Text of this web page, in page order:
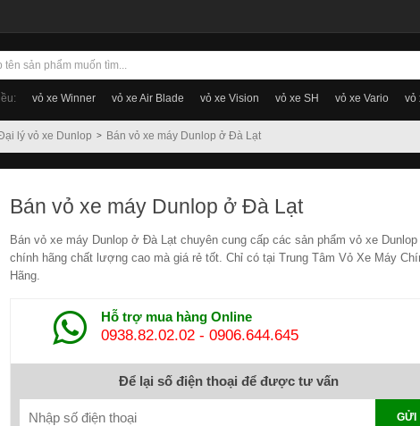
vỏ xe Winner vỏ xe Air Blade vỏ xe Vision vỏ xe SH vỏ xe Vario vỏ
lý vỏ xe Dunlop Bán vỏ xe máy Dunlop ở Đà Lạt
Bán vỏ xe máy Dunlop ở Đà Lạt
Bán vỏ xe máy Dunlop ở Đà Lạt chuyên cung cấp các sản phẩm vỏ xe Dunlop
chính hãng chất lượng cao mà giá rẻ tốt. Chỉ có tại Trung Tâm Vỏ Xe Máy
Hãng.
Hỗ trợ mua hàng Online
0938.82.02.02 -0906.644.645
Để lại số điện thoại để được tư vấn
GỬI